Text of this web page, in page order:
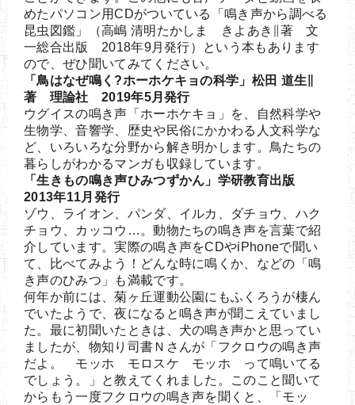
めたパソコン用CDがついている「鳴き声から調べる
昆虫図鑑」（高嶋 清明たかしま きよあき∥著 文
一総合出版 2018年9月発行）という本もあります
ので、ぜひ聞いてみてください。
「鳥はなぜ鳴く?ホーホケキョの科学」松田 道生∥
著 理論社 2019年5月発行
ウグイスの鳴き声「ホーホケキョ」を、自然科学や
生物学、音響学、歴史や民俗にかかわる人文科学な
ど、いろいろな分野から解き明かします。鳥たちの
暮らしがわかるマンガも収録しています。
「生きもの鳴き声ひみつずかん」学研教育出版
2013年11月発行
ゾウ、ライオン、パンダ、イルカ、ダチョウ、ハク
チョウ、カッコウ…。動物たちの鳴き声を言葉で紹
介しています。実際の鳴き声をCDやiPhoneで聞い
て、比べてみよう！どんな時に鳴くか、などの「鳴
き声のひみつ」も満載です。
何年か前には、菊ヶ丘運動公園にもふくろうが棲ん
でいたようで、夜になると鳴き声が聞こえていまし
た。最に初聞いたときは、犬の鳴き声かと思ってい
ましたが、物知り司書Ｎさんが「フクロウの鳴き声
だよ。 モッホ モロスケ モッホ って鳴いてる
でしょう。」と教えてくれました。このこと聞いて
からもう一度フクロウの鳴き声を聞くと、「モッ